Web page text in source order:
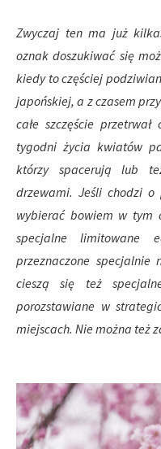
Zwyczaj ten ma już
oznak doszukiwać się
kiedy to częściej
japońskiej, a z czasem
całe szczęście
tygodni życia kwiatów
którzy spacerują lub
drzewami. Jeśli chodzi
wybierać bowiem w tym
specjalne limitowane
przeznaczone specjalnie
cieszą się też
porozstawiane w
miejscach. Nie można też